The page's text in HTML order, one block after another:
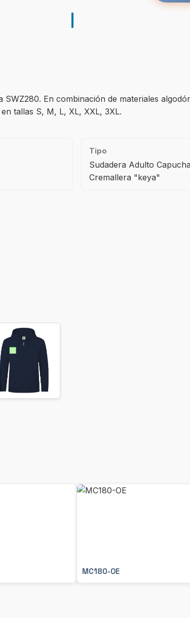
En combinación de materiales
tallas S, M, L, XL, XXL, 3XL.
Tipo
Sudadera Adulto
Cremallera "keya"
MC180-OE